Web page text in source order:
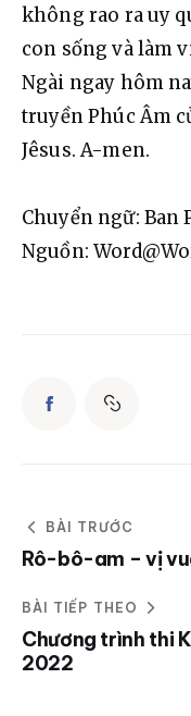
không rao ra uy
con sống và làm
Ngài ngay hôm
truyền Phúc Âm
Jêsus. A-men.
Chuyển ngữ: Ban
Nguồn:
BÀI TRƯỚC
Rô-bô-am – vị
BÀI TIẾP THEO
Chương trình thi
2022